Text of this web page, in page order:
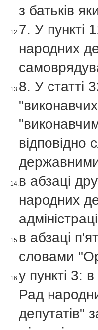
з батьків
12.7. У пункті
народних
13.8. У статті
відповідно
14.в абзаці
народних
15.в абзаці
словами
16.у пункті 3:
Рад
депутатів"